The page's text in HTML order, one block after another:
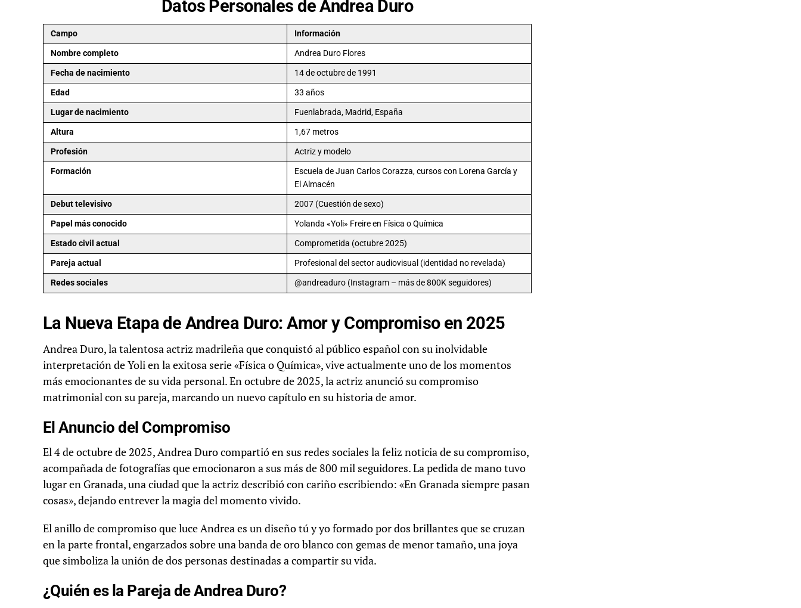
Datos Personales de Andrea Duro
Campo
Información
Nombre completo
Andrea Duro Flores
Fecha de nacimiento
14 de octubre de 1991
Edad
33 años
Lugar de nacimiento
Fuenlabrada, Madrid, España
Altura
1,67 metros
Profesión
Actriz y modelo
Formación
Escuela de Juan Carlos Corazza, cursos con Lorena García y
El Almacén
Debut televisivo
2007 (Cuestión de sexo)
Papel más conocido
Yolanda «Yoli» Freire en Física o Química
Estado civil actual
Comprometida (octubre 2025)
Pareja actual
Profesional del sector audiovisual (identidad no revelada)
Redes sociales
@andreaduro (Instagram – más de 800K seguidores)
La Nueva Etapa de Andrea Duro: Amor y Compromiso en 2025
Andrea Duro, la talentosa actriz madrileña que conquistó al público español con su inolvidable
interpretación de Yoli en la exitosa serie «Física o Química», vive actualmente uno de los momentos
más emocionantes de su vida personal. En octubre de 2025, la actriz anunció su compromiso
matrimonial con su pareja, marcando un nuevo capítulo en su historia de amor.
El Anuncio del Compromiso
El 4 de octubre de 2025, Andrea Duro compartió en sus redes sociales la feliz noticia de su compromiso,
acompañada de fotografías que emocionaron a sus más de 800 mil seguidores. La pedida de mano tuvo
lugar en Granada, una ciudad que la actriz describió con cariño escribiendo: «En Granada siempre pasan
cosas», dejando entrever la magia del momento vivido.
El anillo de compromiso que luce Andrea es un diseño tú y yo formado por dos brillantes que se cruzan
en la parte frontal, engarzados sobre una banda de oro blanco con gemas de menor tamaño, una joya
que simboliza la unión de dos personas destinadas a compartir su vida.
¿Quién es la Pareja de Andrea Duro?